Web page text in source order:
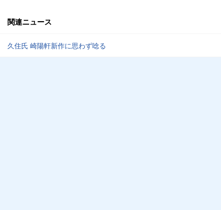
関連ニュース
久住氏 崎陽軒新作に思わず唸る